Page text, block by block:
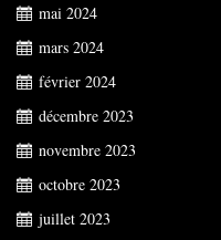
mai 2024
mars 2024
février 2024
décembre 2023
novembre 2023
octobre 2023
juillet 2023